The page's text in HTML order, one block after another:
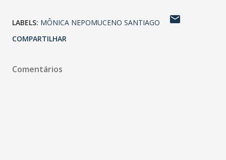
LABELS: MÔNICA NEPOMUCENO SANTIAGO
COMPARTILHAR
Comentários